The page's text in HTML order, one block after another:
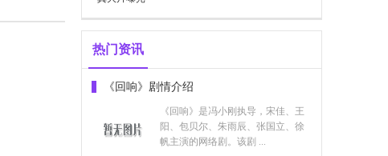
热门资讯
《回响》剧情介绍
《回响》是冯小刚执导，宋佳、王
阳、包贝尔、朱雨辰、张国立、徐
帆主演的网络剧。该剧 ...